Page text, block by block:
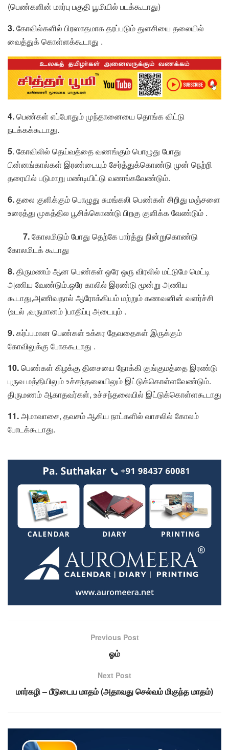
(பெண்களின் மார்பு பகுதி பூமியில் படக்கூடாது)
3.கோவில்களில் பிரஸாதமாக தரப்படும் துளசியை தலையில்
வைத்துக் கொள்ளக்கூடாது .
4.பெண்கள் எப்போதும் முந்தானையை தொங்க விட்டு
நடக்கக்கூடாது.
5. கோவிலில் தெய்வத்தை வணங்கும் பொழுது போது
பின்னங்கால்கள் இரண்டையும் சேர்த்துக்கொண்டு முன் நெற்றி
தரையில் படுமாறு மண்டியிட்டு வணங்கவேண்டும்.
6.தலை குளிக்கும் பொழுது சுமங்கலி பெண்கள் சிறிது மஞ்சளை
உரைத்து முகத்தில பூசிக்கொண்டு பிறகு குளிக்க வேண்டும் .
7.கோலமிடும் போது தெற்கே பார்த்து நின்றுகொண்டு
கோலமிடக் கூடாது
8.திருமணம் ஆன பெண்கள் ஒரே ஒரு விரலில் மட்டுமே மெட்டி
அணிய வேண்டும்.ஒரே காலில் இரண்டு மூன்று அணிய
கூடாது,அணிவதால் ஆரோக்கியம் மற்றும் கணவனின் வளர்ச்சி
(உடல் ,வருமானம் )பாதிப்பு அடையும் .
9.கர்ப்பமான பெண்கள் உக்கர தேவதைகள் இருக்கும்
கோவிலுக்கு போககூடாது .
10.பெண்கள் கிழக்கு திசையை நோக்கி குங்குமத்தை இரண்டு
புருவ மத்தியிலும் உச்சந்தலையிலும் இட்டுக்கொள்ளவேண்டும்.
திருமணம் ஆகாதவர்கள், உச்சந்தலையில் இட்டுக்கொள்ளகூடாது
11.அமாவாசை, தவசம் ஆகிய நாட்களில் வாசலில் கோலம்
போடக்கூடாது.
Previous Post
ஓம்
Next Post
மார்கழி – பீடுடைய மாதம் (அதாவது செல்வம் மிகுந்த மாதம்)